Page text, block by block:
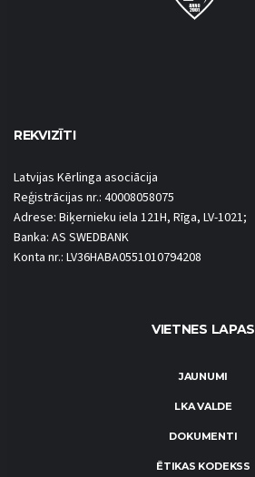
REKVIZĪTI
Latvijas Kērlinga asociācija
Reģistrācijas nr.: 40008058075
Adrese: Biķernieku iela 121H, Rīga, LV-1021;
Banka: AS SWEDBANK
Konta nr.: LV36HABA0551010794208
VIETNES LAPAS
JAUNUMI
LKA VALDE
DOKUMENTI
ĒTIKAS KODEKSS